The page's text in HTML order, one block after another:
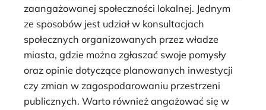
zaangażowanej społeczności lokalnej. Jednym
ze sposobów jest udział w konsultacjach
społecznych organizowanych przez władze
miasta, gdzie można zgłaszać swoje pomysły
oraz opinie dotyczące planowanych inwestycji
czy zmian w zagospodarowaniu przestrzeni
publicznych. Warto również angażować się w